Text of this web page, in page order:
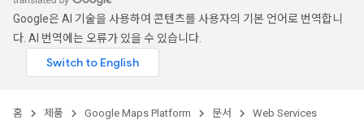
Google은 AI 기술을 사용하여 콘텐츠를 사용자의 기본 언어로 번역합니
다. AI 번역에는 오류가 있을 수 있습니다.
홈 제품 Google Maps Platform 문서
Web Services